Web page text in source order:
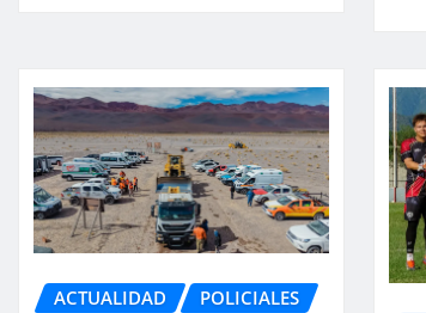
ACTUALIDAD
POLICIALES